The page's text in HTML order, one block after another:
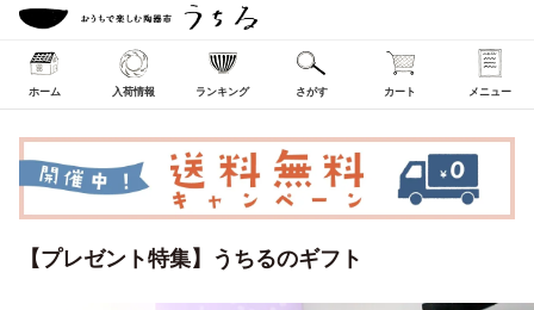
ホーム 入荷情報 ランキング さがす カート メニュー
【プレゼント特集】うちるのギフト